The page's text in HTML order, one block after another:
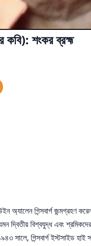
কবি): শংকর ব্রহ্ম
অ্যালেন গিন্সবার্গ জন্মগ্রহণ
দ্বিতীয় বিশ্বযুদ্ধ এবং
সালে, গিন্সবার্গ ইস্টসাইড